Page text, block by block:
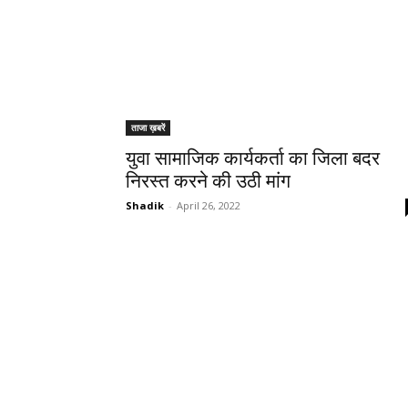
ताजा ख़बरें
युवा सामाजिक कार्यकर्ता का जिला बदर
निरस्त करने की उठी मांग
Shadik - April 26, 2022